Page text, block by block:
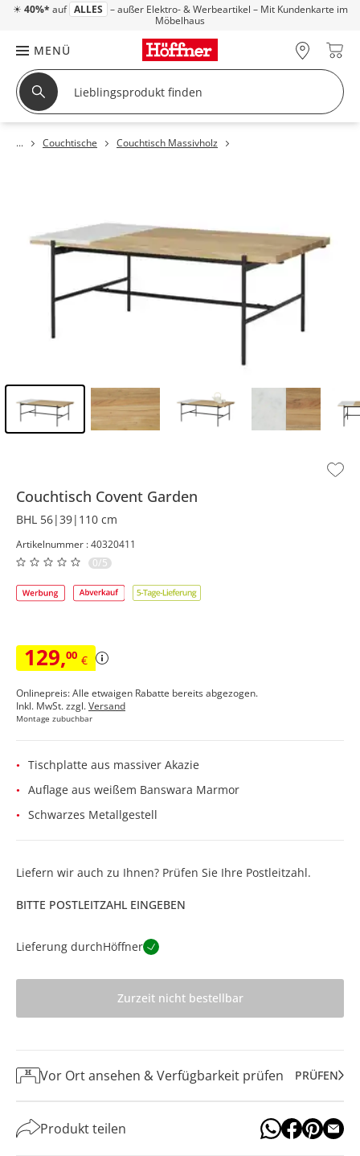
☀ 40%* auf ALLES – außer Elektro- & Werbeartikel – Mit Kundenkarte im
Möbelhaus
MENÜ
Couchtische Couchtisch Massivholz
Couchtisch Covent Garden
BHL 56|39|110 cm
Artikelnummer : 40320411
0/5
129,00 €
Onlinepreis: Alle etwaigen Rabatte bereits abgezogen.
Inkl. MwSt. zzgl.Versand
Montage zubuchbar
Tischplatte aus massiver Akazie
Auflage aus weißem Banswara Marmor
Schwarzes Metallgestell
Liefern wir auch zu Ihnen? Prüfen Sie Ihre Postleitzahl.
BITTE POSTLEITZAHL EINGEBEN
Lieferung durchHöffner
Zurzeit nicht bestellbar
Vor Ort ansehen & Verfügbarkeit prüfen PRÜFEN
Produkt teilen